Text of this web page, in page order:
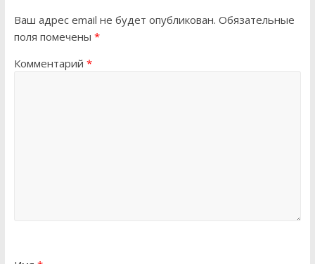
Ваш адрес email не будет опубликован. Обязательные
поля помечены *
Комментарий *